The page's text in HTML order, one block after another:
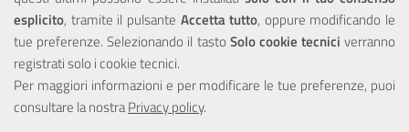
esplicito, tramite il pulsante Accetta tutto, oppure modificando le
tue preferenze. Selezionando il tasto Solo cookie tecnici verranno
registrati solo i cookie tecnici.
Per maggiori informazioni e per modificare le tue preferenze, puoi
consultare la nostraPrivacy policy.
Portale realizzato con la partecipazione finanziaria dell'Unione
Europea tramite i fondi del POR Sicilia 2000/2006 Misura 6.05 -